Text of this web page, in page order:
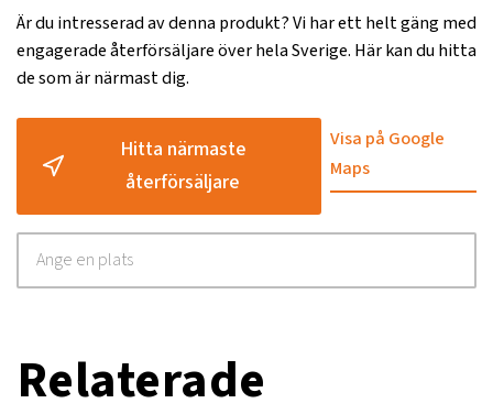
Är du intresserad av denna produkt? Vi har ett helt gäng med
engagerade återförsäljare över hela Sverige. Här kan du hitta
de som är närmast dig.
Hitta närmaste
återförsäljare
Visa på Google
Maps
Relaterade